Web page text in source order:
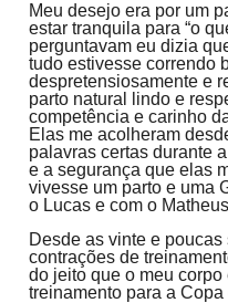
Meu desejo era por um
estar tranquila para “o
perguntavam eu dizia
tudo estivesse correndo
despretensiosamente e
parto natural lindo e
competência e carinho
Elas me acolheram
palavras certas durante
e a segurança que elas
vivesse um parto e uma
o Lucas e com o
Desde as vinte e
contrações de
do jeito que o meu
treinamento para a